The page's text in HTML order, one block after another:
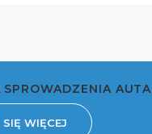
SPROWADZENIA AUTA
WIĘCEJ